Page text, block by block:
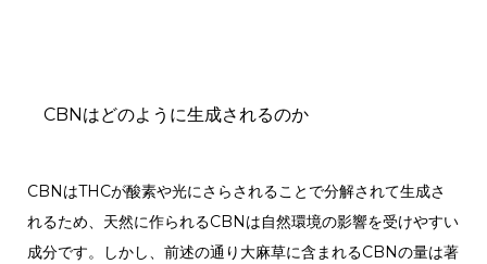
CBNはどのように生成されるのか
CBNはTHCが酸素や光にさらされることで分解されて生成さ
れるため、天然に作られるCBNは自然環境の影響を受けやすい
成分です。しかし、前述の通り大麻草に含まれるCBNの量は著